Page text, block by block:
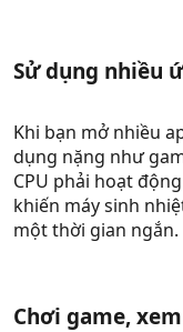
Sử dụng nhiều
Khi bạn mở nhiều
dụng nặng như
CPU phải hoạt
khiến máy sinh
một thời gian ngắn.
Chơi game,